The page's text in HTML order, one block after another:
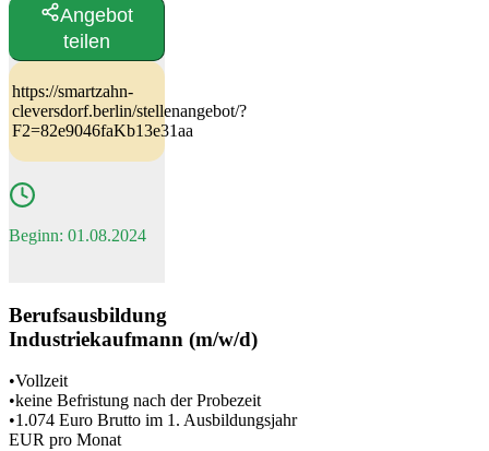
Angebot
teilen
https://smartzahn-
cleversdorf.berlin/stellenangebot/?
F2=82e9046faKb13e31aa
Beginn: 01.08.2024
Berufsausbildung
Industriekaufmann (m/w/d)
•Vollzeit
•keine Befristung nach der Probezeit
•1.074 Euro Brutto im 1. Ausbildungsjahr
EUR pro Monat